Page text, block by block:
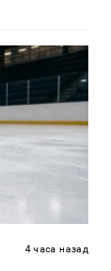
4 часа назад